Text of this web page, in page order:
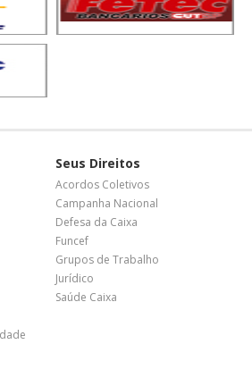
Seus Direitos
Acordos Coletivos
Campanha Nacional
Defesa da Caixa
Funcef
Grupos de Trabalho
Jurídico
Saúde Caixa